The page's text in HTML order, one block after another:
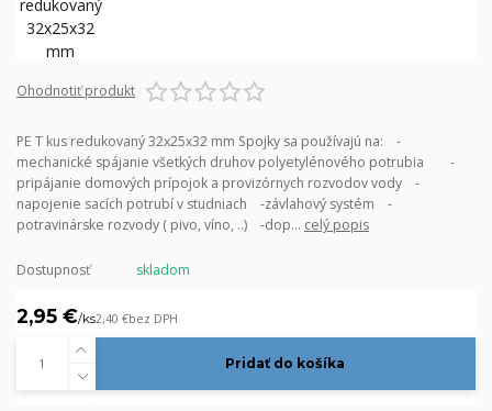
Ohodnotiť produkt
PE T kus redukovaný 32x25x32 mm Spojky sa používajú na: -
mechanické spájanie všetkých druhov polyetylénového potrubia -
pripájanie domových prípojok a provizórnych rozvodov vody -
napojenie sacích potrubí v studniach -závlahový systém -
potravinárske rozvody ( pivo, víno, ..) -dop... celý popis
Dostupnosť skladom
2,95 €/ks2,40 €bez DPH
Pridať do košíka